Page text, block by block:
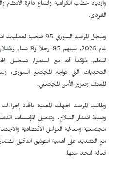
وازدياد خطاب الكراهية واتساع دائرة الانتقام
الفردي.
وسجل المرصد السوري 95
عام 2026، بينهم
المنظم، مؤكداً أنه مع استمرار تسجيل
التحديات التي تواجه المجتمع السوري،
للعنف وتعزيز الأمن المجتمعي.
وطالب المرصد الجهات المعنية باتخاذ
وضبط انتشار السلاح، وتفعيل المؤسسات
مجتمعية ومعالجة العوامل الاقتصادية
مع التشديد على أهمية التوثيق الدقيق
فعالة للحد منها.